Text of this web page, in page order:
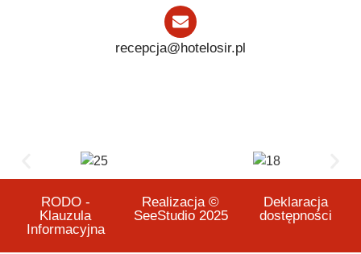
recepcja@hotelosir.pl
RODO -
Klauzula
Informacyjna
Realizacja ©
SeeStudio 2025
Deklaracja
dostępności